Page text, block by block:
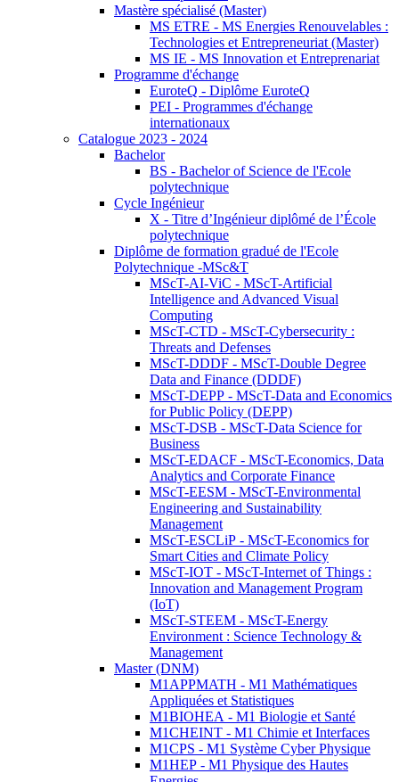
Mastère spécialisé (Master)
MS ETRE - MS Energies Renouvelables :
Technologies et Entrepreneuriat (Master)
MS IE - MS Innovation et Entreprenariat
Programme d'échange
EuroteQ - Diplôme EuroteQ
PEI - Programmes d'échange
internationaux
Catalogue 2023 - 2024
Bachelor
BS - Bachelor of Science de l'Ecole
polytechnique
Cycle Ingénieur
X - Titre d’Ingénieur diplômé de l’École
polytechnique
Diplôme de formation gradué de l'Ecole
Polytechnique -MSc&T
MScT-AI-ViC - MScT-Artificial
Intelligence and Advanced Visual
Computing
MScT-CTD - MScT-Cybersecurity :
Threats and Defenses
MScT-DDDF - MScT-Double Degree
Data and Finance (DDDF)
MScT-DEPP - MScT-Data and Economics
for Public Policy (DEPP)
MScT-DSB - MScT-Data Science for
Business
MScT-EDACF - MScT-Economics, Data
Analytics and Corporate Finance
MScT-EESM - MScT-Environmental
Engineering and Sustainability
Management
MScT-ESCLiP - MScT-Economics for
Smart Cities and Climate Policy
MScT-IOT - MScT-Internet of Things :
Innovation and Management Program
(IoT)
MScT-STEEM - MScT-Energy
Environment : Science Technology &
Management
Master (DNM)
M1APPMATH - M1 Mathématiques
Appliquées et Statistiques
M1BIOHEA - M1 Biologie et Santé
M1CHEINT - M1 Chimie et Interfaces
M1CPS - M1 Système Cyber Physique
M1HEP - M1 Physique des Hautes